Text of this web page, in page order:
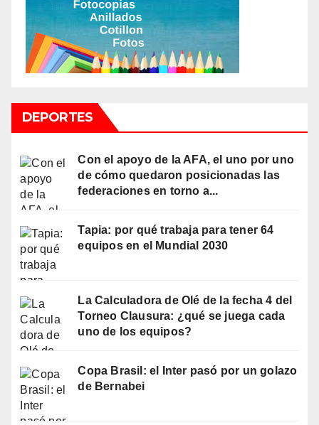
DEPORTES
Con el apoyo de la AFA, el uno por uno
de cómo quedaron posicionadas las
federaciones en torno a...
Tapia: por qué trabaja para tener 64
equipos en el Mundial 2030
La Calculadora de Olé de la fecha 4 del
Torneo Clausura: ¿qué se juega cada
uno de los equipos?
Copa Brasil: el Inter pasó por un golazo
de Bernabei